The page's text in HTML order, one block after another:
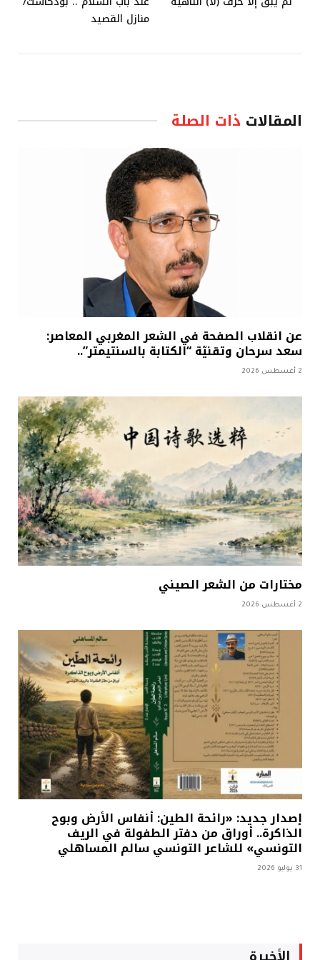
منازل القصيد
المقالات ذات الصلة
عن انقلاب الصفحة في الشعر المغربي المعاصر:
سعد سرحان وتقنيّة “الكتابة بالسنتيمتر”..
2 أغسطس 2026
مختارات من الشعر الصيني
2 أغسطس 2026
إصدار جديد: «رائحة الطين: أنفاس الأرض وبوح
الذاكرة.. أوراق من دفتر الطفولة في الريف
التونسي» للشاعر التونسي سالم المساهلي
31 يوليو 2026